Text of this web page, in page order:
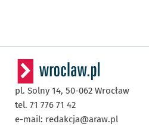
pl. Solny 14, 50-062 Wrocław
tel. 71 776 71 42
e-mail: redakcja@araw.pl